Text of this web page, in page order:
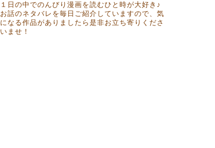
１日の中でのんびり漫画を読むひと時が大好き♪
お話のネタバレを毎日ご紹介していますので、気
になる作品がありましたら是非お立ち寄りくださ
いませ！